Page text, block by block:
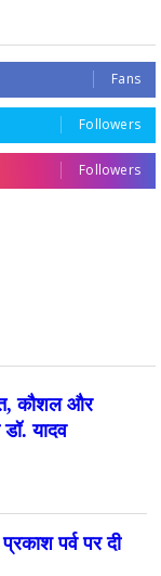
Fans
Followers
Followers